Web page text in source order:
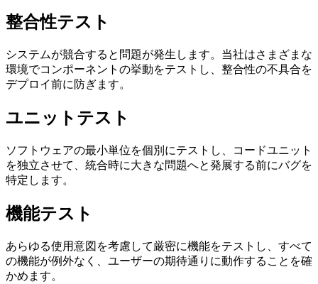
整合性テスト
システムが競合すると問題が発生します。当社はさまざまな
環境でコンポーネントの挙動をテストし、整合性の不具合を
デプロイ前に防ぎます。
ユニットテスト
ソフトウェアの最小単位を個別にテストし、コードユニット
を独立させて、統合時に大きな問題へと発展する前にバグを
特定します。
機能テスト
あらゆる使用意図を考慮して厳密に機能をテストし、すべて
の機能が例外なく、ユーザーの期待通りに動作することを確
かめます。